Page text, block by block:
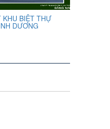
KHU BIỆT THỰ
DƯƠNG